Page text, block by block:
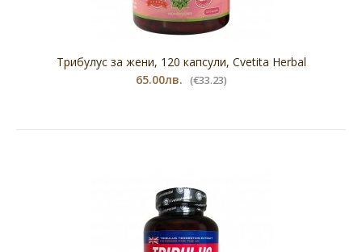
Левзея Макс, имуностимулатор, 30
мускулния ..
Трибулус за жени, 120 капсули, Сvetita Herbal
65.00лв. (€33.23)